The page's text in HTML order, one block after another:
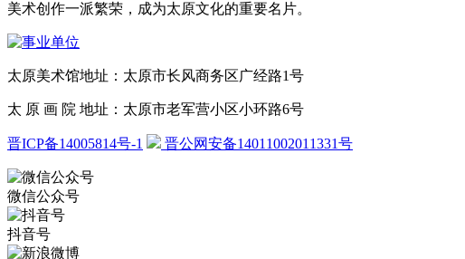
美术创作一派繁荣，成为太原文化的重要名片。
太原美术馆地址：太原市长风商务区广经路1号
太原画院 地址：太原市老军营小区小环路6号
晋ICP备14005814号-1 晋公网安备14011002011331号
微信公众号
抖音号